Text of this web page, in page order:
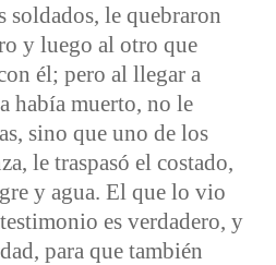
soldados, le quebraron
y luego al otro que
él; pero al llegar a
había muerto, no le
sino que uno de los
le traspasó el costado,
y agua. El que lo vio
es verdadero, y
para que también